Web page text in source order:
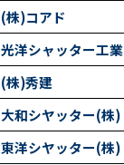
(株)コアド
光洋シャッター工業
(株)秀建
大和シヤッター(株)
東洋シヤッター(株)